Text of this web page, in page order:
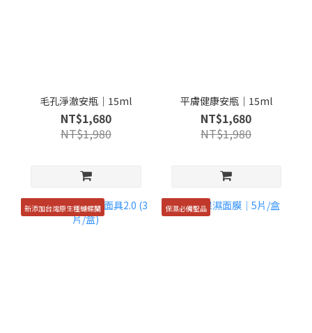
毛孔淨澈安瓶｜15ml
NT$1,680
NT$1,980
平膚健康安瓶｜15ml
NT$1,680
NT$1,980
新添加台灣原生種蝴蝶蘭 保濕必備聖品